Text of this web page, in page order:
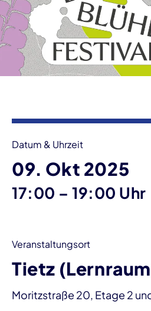
Datum & Uhrzeit
09. Okt 2025
17:00 – bis
19:00 Uhr
Veranstaltungsort
Tietz
Moritzstraße 20, Etage 2